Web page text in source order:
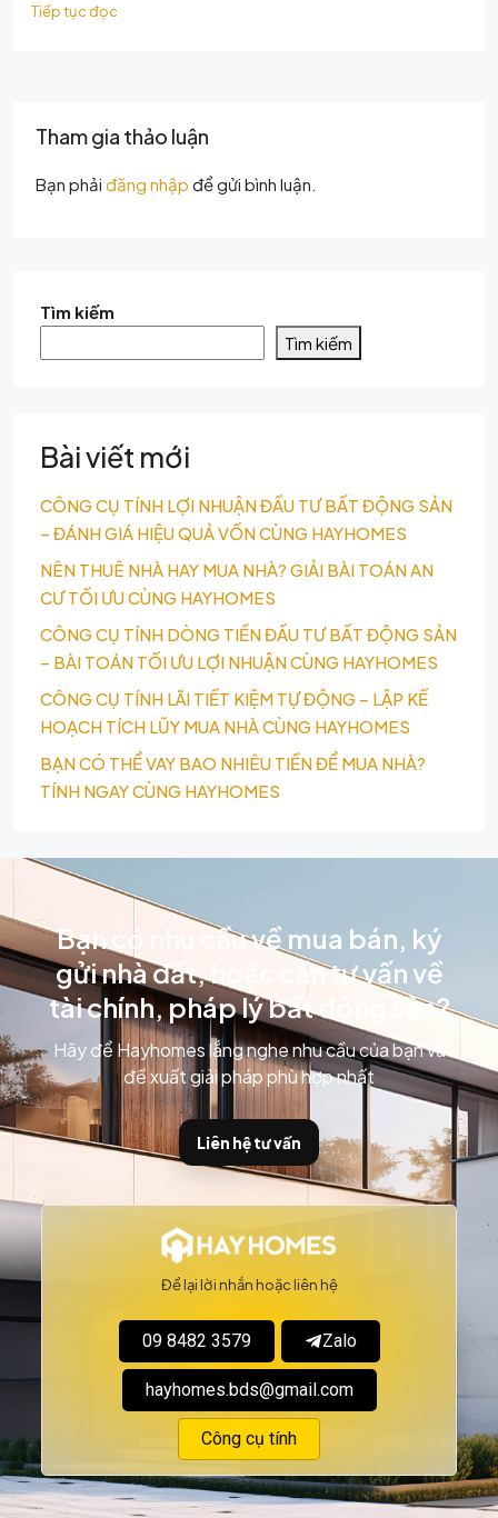
Tiếp tục đọc
Tham gia thảo luận
Bạn phải đăng nhập để gửi bình luận.
Tìm kiếm
Tìm kiếm
Bài viết mới
CÔNG CỤ TÍNH LỢI NHUẬN ĐẦU TƯ BẤT ĐỘNG SẢN
– ĐÁNH GIÁ HIỆU QUẢ VỐN CÙNG HAYHOMES
NÊN THUÊ NHÀ HAY MUA NHÀ? GIẢI BÀI TOÁN AN
CƯ TỐI ƯU CÙNG HAYHOMES
CÔNG CỤ TÍNH DÒNG TIỀN ĐẦU TƯ BẤT ĐỘNG SẢN
– BÀI TOÁN TỐI ƯU LỢI NHUẬN CÙNG HAYHOMES
CÔNG CỤ TÍNH LÃI TIẾT KIỆM TỰ ĐỘNG – LẬP KẾ
HOẠCH TÍCH LŨY MUA NHÀ CÙNG HAYHOMES
BẠN CÓ THỂ VAY BAO NHIÊU TIỀN ĐỂ MUA NHÀ?
TÍNH NGAY CÙNG HAYHOMES
Bạn có nhu cầu về mua bán, ký
gửi nhà đất, hoặc cần tư vấn về
tài chính, pháp lý bất động sản?
Hãy để Hayhomes lắng nghe nhu cầu của bạn và
đề xuất giải pháp phù hợp nhất
Liên hệ tư vấn
Để lại lời nhắn hoặc liên hệ
09 8482 3579 Zalo
hayhomes.bds@gmail.com
Công cụ tính